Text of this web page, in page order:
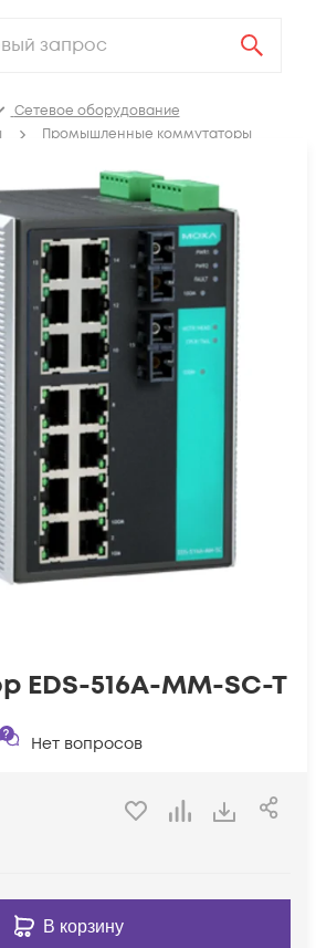
Сетевое оборудование
Промышленные коммутаторы
EDS-516A-MM-SC-T
Нет вопросов
В корзину